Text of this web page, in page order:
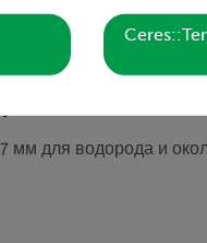
долговечностью
что
и окрашена
мм для водорода и